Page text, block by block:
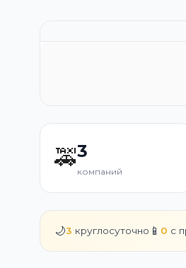
🚕3
компаний
🌙3 круглосуточно 📱 0 с